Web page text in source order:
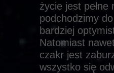
życie jest pełne
podchodzimy
bardziej
Natomiast
czakr jest
wszystko się